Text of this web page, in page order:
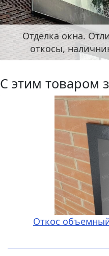
Отделка окна.
откосы,
С этим товаром
Откос